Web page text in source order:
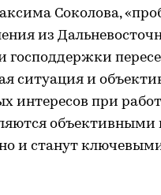
Соколова,
из
господдержки
ситуация и
интересов при
и станут